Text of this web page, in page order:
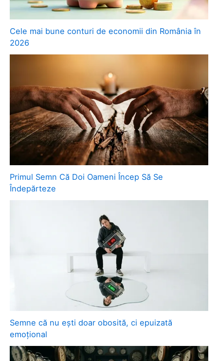
Cele mai bune conturi de economii din România în
2026
Primul Semn Că Doi Oameni Încep Să Se
Îndepărteze
Semne că nu ești doar obosită, ci epuizată
emoțional